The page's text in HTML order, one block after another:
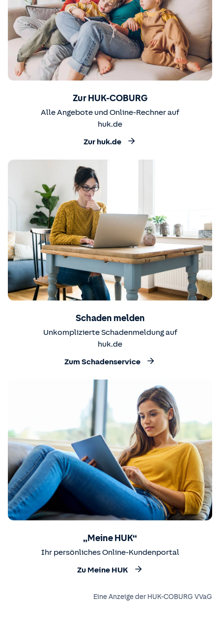
Zur HUK-COBURG
Alle Angebote und Online-Rechner auf
huk.de
Zur huk.de
Schaden melden
Unkomplizierte Schadenmeldung auf
huk.de
Zum Schadenservice
„Meine HUK“
Ihr persönliches Online-Kundenportal
Zu Meine HUK
Eine Anzeige der HUK-COBURG VVaG